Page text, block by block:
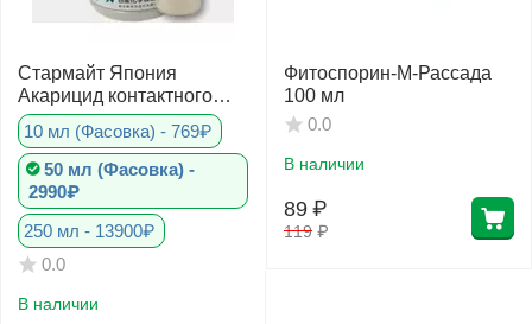
Стармайт Япония
Акарицид контактного
действия
10 мл (Фасовка) - 769₽
50 мл (Фасовка) -
2990₽
250 мл - 13900₽
0.0
В наличии
Фитоспорин-М-Рассада
100 мл
0.0
В наличии
119 ₽
89 ₽